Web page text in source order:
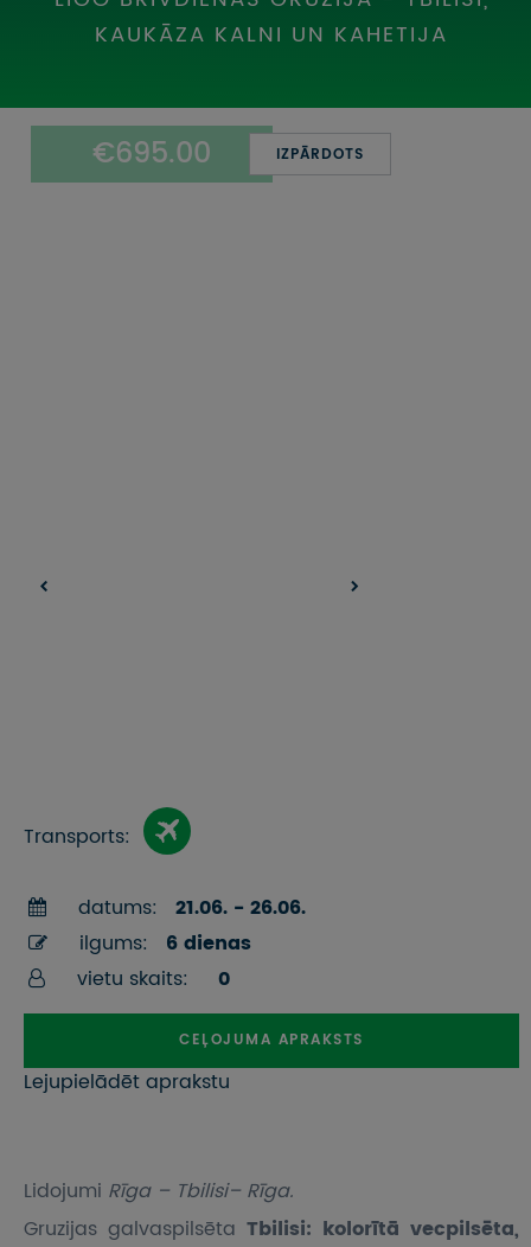
UZŅEMOŠAIS TŪRISMS
PIRMSLĪGUMA INFORMĀCIJA, KLIENTA LĪGUMS,
CEĻOJUMU APDROŠINĀŠANA
KAUKĀZA KALNI UN KAHETIJA
€695.00 IZPĀRDOTS
Transports:
datums:
21.06. - 26.06.
ilgums:
6 dienas
vietu skaits:
0
CEĻOJUMA APRAKSTS
Lejupielādēt aprakstu
Lidojumi Rīga – Tbilisi– Rīga.
Gruzijas galvaspilsēta Tbilisi: kolorītā vecpilsēta,